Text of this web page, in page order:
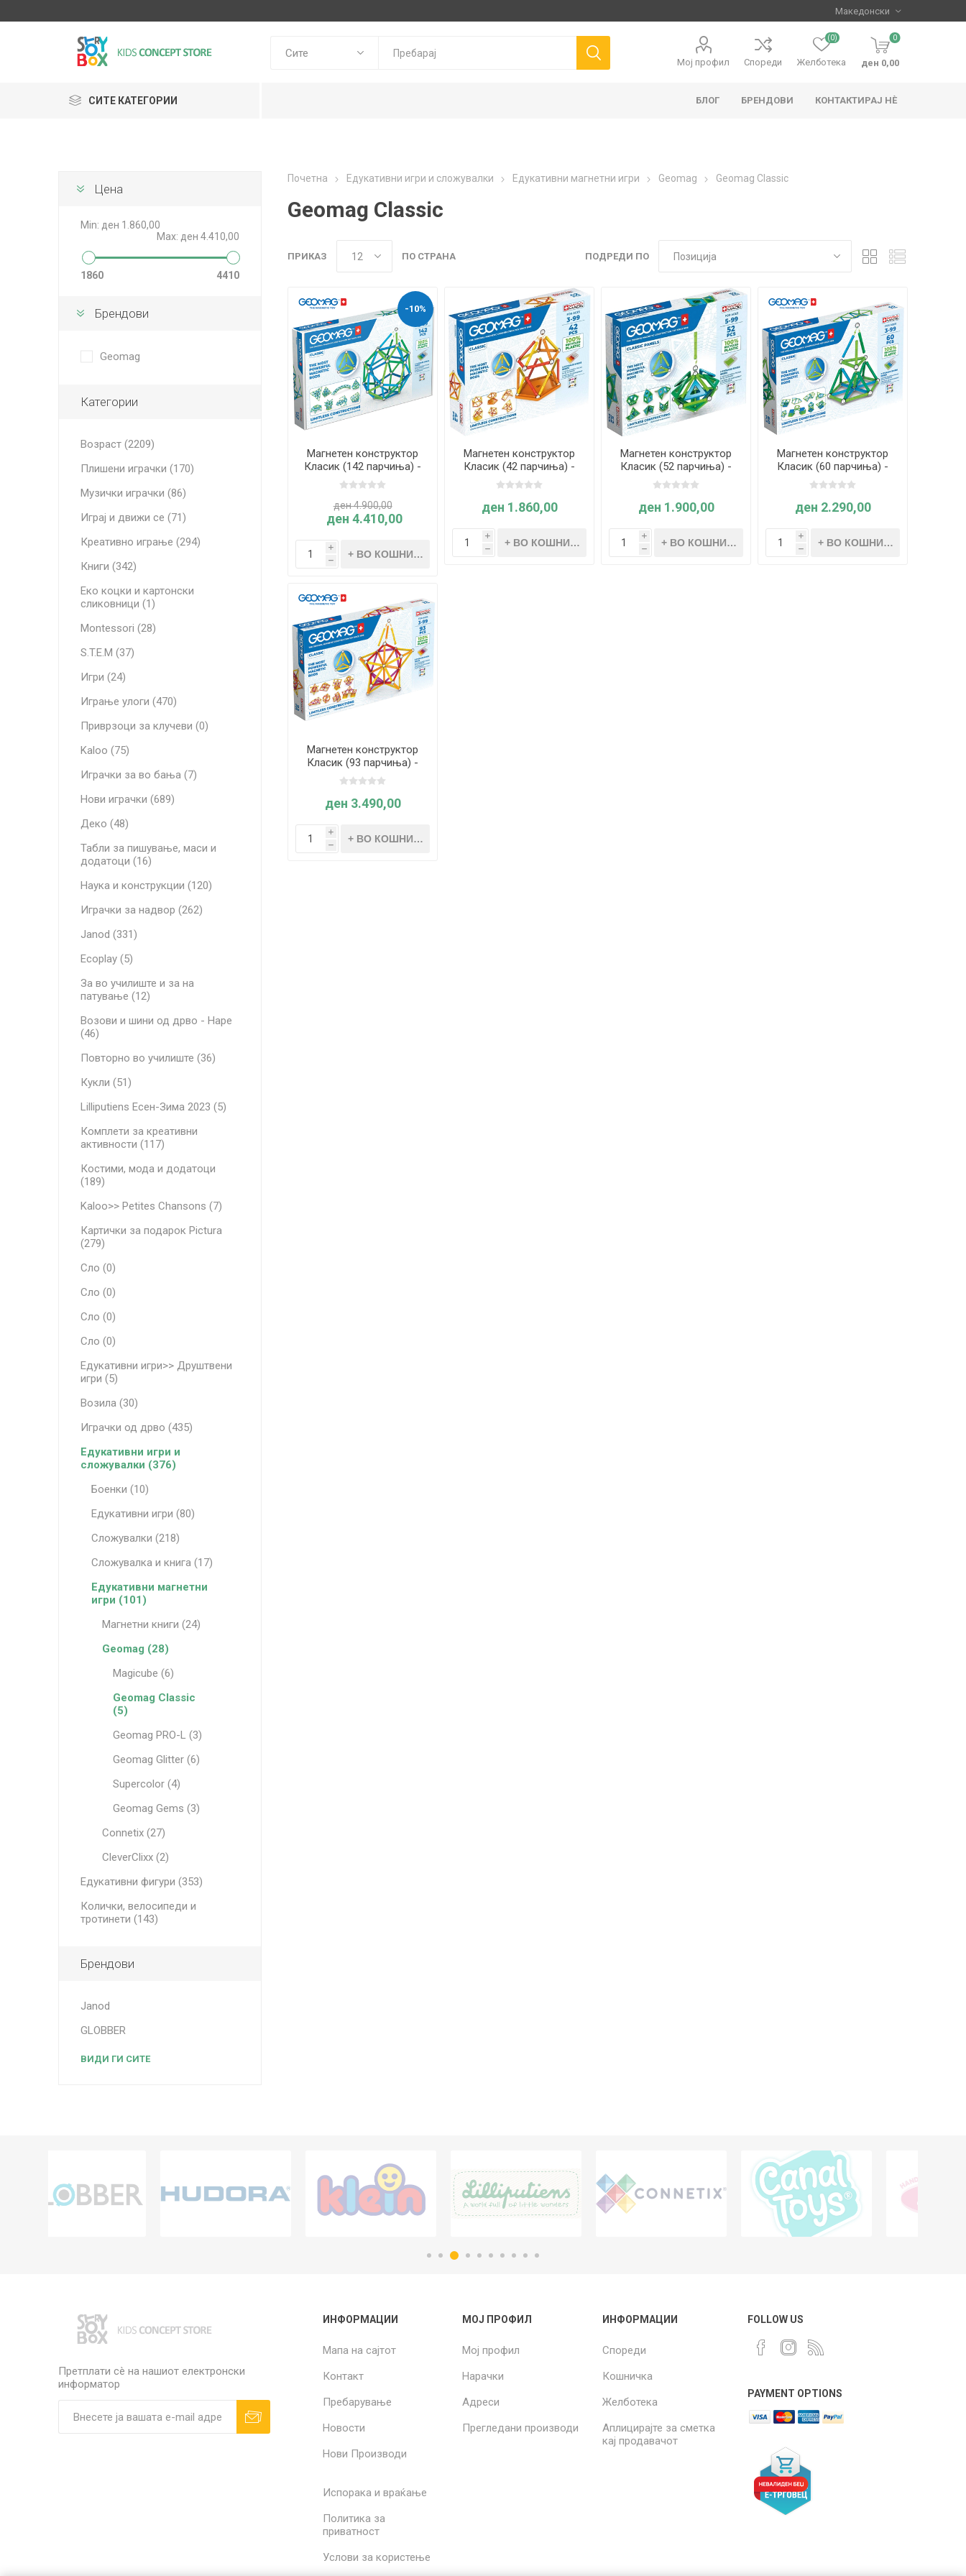
Мој профил Спореди Желботека
(0) 0
ден 0,00
СИТЕ КАТЕГОРИИ БЛОГ БРЕНДОВИ
Janod
GLOBBER
Lilliputiens
Canal Toys
Trudi Goki Papo Hape
КОНТАКТИРАЈ НЀ
Почетна Едукативни игри и сложувалки Едукативни магнетни игри Geomag Geomag Classic
Geomag Classic
ПОДРЕДИ ПО
ПРИКАЗ ПО СТРАНА
-10%
Магнетен конструктор
Класик (142 парчиња) -
Geomag
ден 4.900,00
ден 4.410,00
i
h
Магнетен конструктор
Класик (42 парчиња) -
Geomag
ден 1.860,00
i
h
Магнетен конструктор
Класик (52 парчиња) -
Geomag
ден 1.900,00
i
h
Магнетен конструктор
Класик (60 парчиња) -
Geomag
ден 2.290,00
i
h
Магнетен конструктор
Класик (93 парчиња) -
Geomag
ден 3.490,00
i
h
Цена
Min: ден 1.860,00
Max: ден 4.410,00
1860 4410
Брендови
Geomag
Категории
Возраст (2209)
Плишени играчки (170)
Музички играчки (86)
Играј и движи се (71)
Креативно играње (294)
Книги (342)
Еко коцки и картонски
сликовници (1)
Montessori (28)
S.T.E.M (37)
Игри (24)
Играње улоги (470)
Приврзоци за клучеви (0)
Kaloo (75)
Играчки за во бања (7)
Нови играчки (689)
Деко (48)
Табли за пишување, маси и
додатоци (16)
Наука и конструкции (120)
Играчки за надвор (262)
Janod (331)
Ecoplay (5)
За во училиште и за на
патување (12)
Возови и шини од дрво - Hape
(46)
Повторно во училиште (36)
Кукли (51)
Lilliputiens Есен-Зима 2023 (5)
Комплети за креативни
активности (117)
Костими, мода и додатоци
(189)
Kaloo>> Petites Chansons (7)
Картички за подарок Pictura
(279)
Сло (0)
Сло (0)
Сло (0)
Сло (0)
Едукативни игри>> Друштвени
игри (5)
Возила (30)
Играчки од дрво (435)
Едукативни игри и
сложувалки (376)
Боенки (10)
Едукативни игри (80)
Сложувалки (218)
Сложувалка и книга (17)
Едукативни магнетни
игри (101)
Магнетни книги (24)
Geomag (28)
Magicube (6)
Geomag Classic
(5)
Geomag PRO-L (3)
Geomag Glitter (6)
Supercolor (4)
Geomag Gems (3)
Connetix (27)
CleverClixx (2)
Едукативни фигури (353)
Колички, велосипеди и
тротинети (143)
Брендови
Janod
GLOBBER
ВИДИ ГИ СИТЕ
Претплати сè на нашиот електронски
информатор
ИНФОРМАЦИИ
Мапа на сајтот
Контакт
Пребарување
Новости
Нови Производи
Испорака и враќање
Политика за
приватност
Услови за користење
МОЈ ПРОФИЛ
Мој профил
Нарачки
Адреси
Прегледани производи
ИНФОРМАЦИИ
Спореди
Кошничка
Желботека
Аплицирајте за сметка
кај продавачот
FOLLOW US
PAYMENT OPTIONS